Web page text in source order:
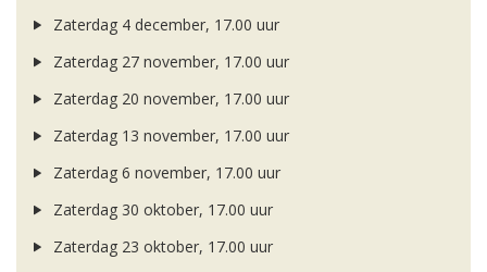
Zaterdag 4 december, 17.00 uur
Zaterdag 27 november, 17.00 uur
Zaterdag 20 november, 17.00 uur
Zaterdag 13 november, 17.00 uur
Zaterdag 6 november, 17.00 uur
Zaterdag 30 oktober, 17.00 uur
Zaterdag 23 oktober, 17.00 uur